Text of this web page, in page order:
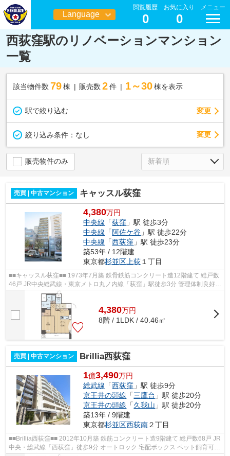
Language
日本語
閲覧履歴
0
お気に入り
0
メニュー
西荻窪駅のリノベーションマンション
一覧
該当物件数 79棟 販売数 2 件 1～30 棟を表示
駅で絞り込む 変更
絞り込み条件： なし 変更
販売物件のみ
売買 | 中古マンション キャッスル荻窪
4,380万円
中央線 「荻窪 」駅 徒歩3分
中央線 「 阿佐ケ谷 」駅 徒歩22分
中央線 「西荻窪 」駅 徒歩23分
築53年 / 12階建
東京都杉並区 上荻 １丁目
■■キャッスル荻窪■■ 1973年7月築 鉄骨鉄筋コンクリート造12階建て 総戸数
46戸 JR中央総武線・東京メトロ丸ノ内線「荻窪」駅徒歩3分 管理体制良好
複数路線利用可能 ペット飼育可能 ...
4,380万円
8階 / 1LDK / 40.46㎡
売買 | 中古マンション Brillia西荻窪
1億3,490万円
総武線 「西荻窪 」駅 徒歩9分
京王井の頭線 「三鷹台 」駅 徒歩20分
京王井の頭線 「久我山 」駅 徒歩20分
築13年 / 9階建
東京都杉並区西荻南２丁目
■■Brillia西荻窪■■ 2012年10月築 鉄筋コンクリート造9階建て 総戸数68戸 JR
中央・総武線「西荻窪」徒歩9分 オートロック 宅配ボックス ペット飼育可能